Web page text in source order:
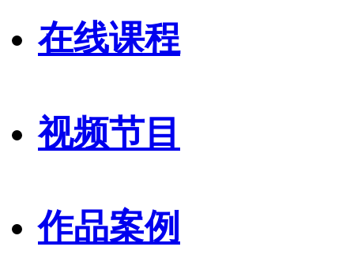
在线课程
视频节目
作品案例